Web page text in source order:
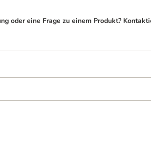
oder eine Frage zu einem Produkt?